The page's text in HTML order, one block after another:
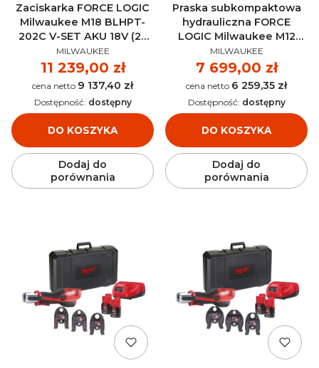
Zaciskarka FORCE LOGIC
Milwaukee M18 BLHPT-
202C V-SET AKU 18V (2x
2.0 Ah) - 4933451134
PRODUCENT
MILWAUKEE
Cena
11 239,00 zł
Cena 9 137,40 zł
DO KOSZYKA
Dostępność: dostępny
Dodaj do
porównania
Praska subkompaktowa
hydrauliczna FORCE
LOGIC Milwaukee M12
HPT-202C M-SET AKU 12V
(2x 2.0 Ah) - 4933443095
PRODUCENT
MILWAUKEE
Cena
7 699,00 zł
Cena 6 259,35 zł
DO KOSZYKA
Dostępność: dostępny
Dodaj do
porównania